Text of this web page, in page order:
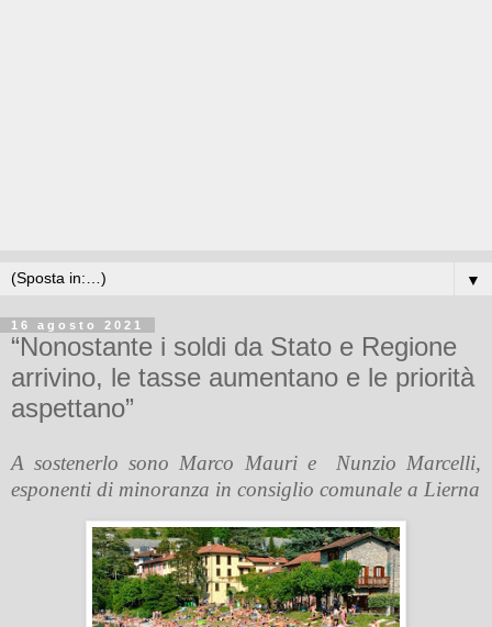
▼
16 agosto 2021
“Nonostante i soldi da Stato e Regione
arrivino, le tasse aumentano e le priorità
aspettano”
A sostenerlo sono Marco Mauri e
Nunzio Marcelli,
esponenti di minoranza in consiglio comunale a Lierna